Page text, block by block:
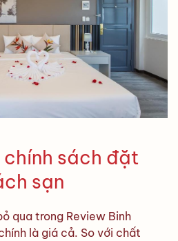
sách đặt
sạn
qua trong Review Binh
là giá cả. So với chất